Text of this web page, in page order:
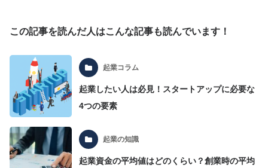
この記事を読んだ人はこんな記事も読んでいます！
起業コラム
起業したい人は必見！スタートアップに必要な
4つの要素
起業の知識
起業資金の平均値はどのくらい？創業時の平均